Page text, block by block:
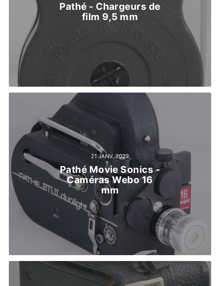
Pathé - Chargeurs de
film 9,5 mm
21 JANV. 2022
Pathé Movie Sonics -
Caméras Webo 16
mm